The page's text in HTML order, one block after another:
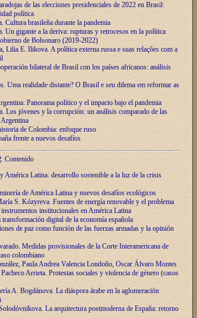
de las elecciones presidenciales de 2022 en Brasil:
política
Cultura brasileña durante la pandemia
Un gigante a la deriva: rupturas y retrocesos en la política
de Bolsonaro (2019-2022)
Lilia E. Ilikova. A política externa russa e suas relações com a
bilateral de Brasil con los países africanos: análisis
Uma realidade distante? O Brasil e seu dilema em reformar as
Panorama político y el impacto bajo el pandemia
Los jóvenes y la corrupción: un análisis comparado de las
de Colombia: enfoque ruso
frente a nuevos desafíos
. Contenido
América Latina: desarrollo sostenible a la luz de la crisis
de América Latina y nuevos desafíos ecológicos
S. Kózyreva. Fuentes de energía renovable y el problema
institucionales en América Latina
digital de la economía española
de paz como función de las fuerzas armadas y la opinión
Medidas provisionales de la Corte Interamericana de
colombiano
Paula Andrea Valencia Londoño, Oscar Álvaro Montes
Arrieta. Protestas sociales y violencia de género (casos
A. Bogdánova. La diáspora árabe en la aglomeración
La arquitectura postmoderna de España: retorno